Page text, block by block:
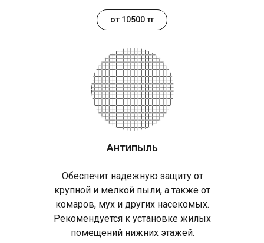
Антипыль
Обеспечит надежную защиту от
крупной и мелкой пыли, а также от
комаров, мух и других насекомых.
Рекомендуется к установке жилых
помещений нижних этажей.
от 10500 тг